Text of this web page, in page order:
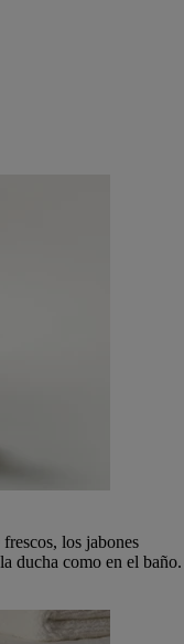
los jabones
ducha como en el baño.